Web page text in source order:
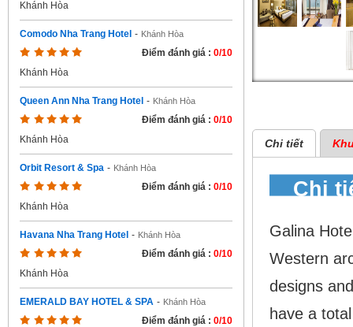
Khánh Hòa
Comodo Nha Trang Hotel - Khánh Hòa
Điểm đánh giá : 0/10
Khánh Hòa
Queen Ann Nha Trang Hotel - Khánh Hòa
Điểm đánh giá : 0/10
Khánh Hòa
Orbit Resort & Spa - Khánh Hòa
Điểm đánh giá : 0/10
Khánh Hòa
Havana Nha Trang Hotel - Khánh Hòa
Điểm đánh giá : 0/10
Khánh Hòa
EMERALD BAY HOTEL & SPA - Khánh Hòa
Điểm đánh giá : 0/10
Chi tiết
Chi
Galina
Western
designs
have a